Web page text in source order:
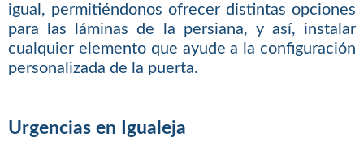
igual, permitiéndonos ofrecer distintas opciones
para las láminas de la persiana, y así, instalar
cualquier elemento que ayude a la configuración
personalizada de la puerta.
Urgencias en Igualeja